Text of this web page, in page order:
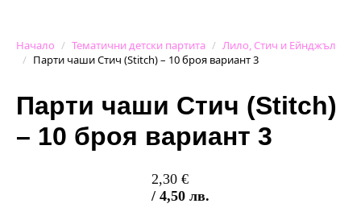
Начало Тематични детски партита
Лило, Стич и Ейнджъл
Парти чаши Стич (Stitch) – 10 броя вариант 3
Парти чаши Стич (Stitch)
– 10 броя вариант 3
2,30 €
/ 4,50 лв.